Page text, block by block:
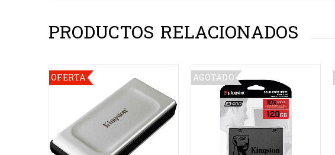
PRODUCTOS RELACIONADOS
OFERTA AGOTADO